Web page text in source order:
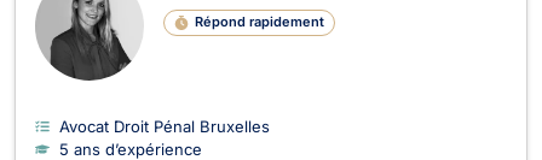
Répond rapidement
Avocat Droit Pénal Bruxelles
5 ans d’expérience